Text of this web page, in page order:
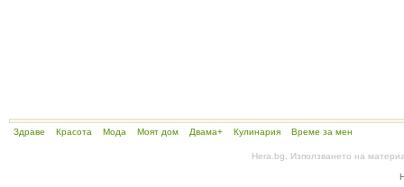
Здраве Красота Мода Моят дом Двама+ Кулинария Време за мен
Hera.bg. Използването на